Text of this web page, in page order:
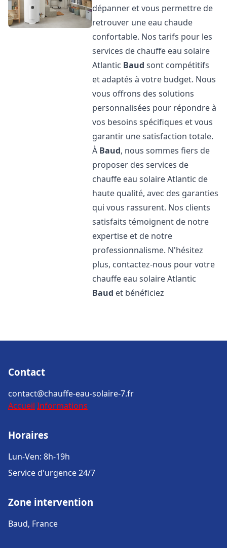
dépanner et vous permettre de
retrouver une eau chaude
confortable. Nos tarifs pour les
services de chauffe eau solaire
Atlantic Baud sont compétitifs
et adaptés à votre budget. Nous
vous offrons des solutions
personnalisées pour répondre à
vos besoins spécifiques et vous
garantir une satisfaction totale.
À Baud, nous sommes fiers de
proposer des services de
chauffe eau solaire Atlantic de
haute qualité, avec des garanties
qui vous rassurent. Nos clients
satisfaits témoignent de notre
expertise et de notre
professionnalisme. N'hésitez
plus, contactez-nous pour votre
chauffe eau solaire Atlantic
Baud et bénéficiez
Contact
contact@chauffe-eau-solaire-7.fr
Accueil Informations
Horaires
Lun-Ven: 8h-19h
Service d'urgence 24/7
Zone intervention
Baud, France